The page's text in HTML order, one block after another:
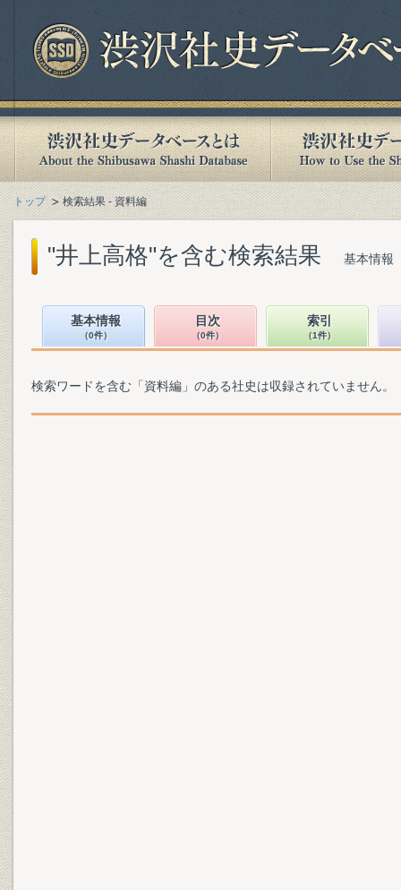
トップ 検索結果 - 資料編
"井上高格"を含む検索結果 基本情報
基本情報
（0件）
目次
（0件）
索引
（1件）
検索ワードを含む「資料編」のある社史は収録されていません。